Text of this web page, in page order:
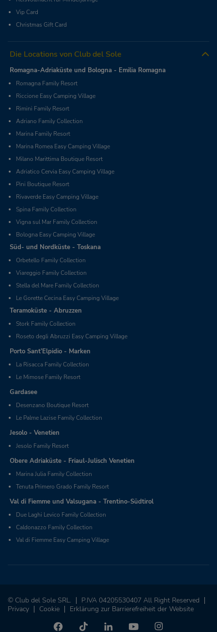
Vip Card
Christmas Gift Card
Die Locations von Club del Sole
Romagna-Adriaküste und Bologna - Emilia Romagna
Romagna Family Resort
Riccione Easy Camping Village
Rimini Family Resort
Adriano Family Collection
Marina Family Resort
Marina Romea Easy Camping Village
Milano Marittima Boutique Resort
Adriatico Cervia Easy Camping Village
Pini Boutique Resort
Rivaverde Easy Camping Village
Spina Family Collection
Vigna sul Mar Family Collection
Bologna Easy Camping Village
Süd- und Nordküste - Toskana
Orbetello Family Collection
Viareggio Family Collection
Stella del Mare Family Collection
Le Gorette Cecina Easy Camping Village
Teramoküste - Abruzzen
Stork Family Collection
Roseto degli Abruzzi Easy Camping Village
Porto Sant’Elpidio - Marken
La Risacca Family Collection
Le Mimose Family Resort
Gardasee
Desenzano Boutique Resort
Le Palme Lazise Family Collection
Jesolo - Venetien
Jesolo Family Resort
Obere Adriaküste - Friaul-Julisch Venetien
Marina Julia Family Collection
Tenuta Primero Grado Family Resort
Val di Fiemme und Valsugana - Trentino-Südtirol
Due Laghi Levico Family Collection
Caldonazzo Family Collection
Val di Fiemme Easy Camping Village
© Club del Sole SRL.
P.IVA 04205530407 All Right Reserved
Privacy
Cookie Erklärung zur Barrierefreiheit der Website